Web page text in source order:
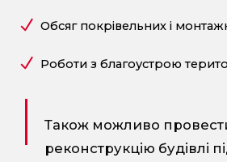
Обсяг покрівельних і
Роботи з благоустрою
Також можливо
реконструкцію будівлі